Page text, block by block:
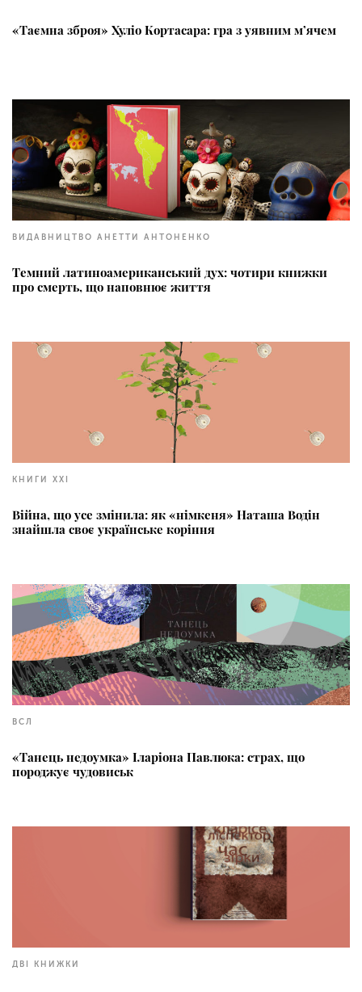
«Таємна зброя» Хуліо Кортасара: гра з уявним м’ячем
ВИДАВНИЦТВО АНЕТТИ АНТОНЕНКО
Темний латиноамериканський дух: чотири книжки
про смерть, що наповнює життя
КНИГИ XXI
Війна, що усе змінила: як «німкеня» Наташа Водін
знайшла своє українське коріння
ВСЛ
«Танець недоумка» Іларіона Павлюка: страх, що
породжує чудовиськ
ДВІ КНИЖКИ